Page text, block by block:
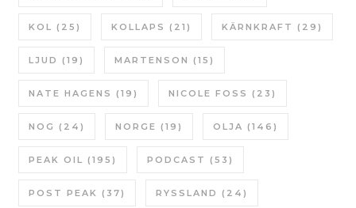
KOL (25) KOLLAPS (21) KÄRNKRAFT (29)
LJUD (19) MARTENSON (15)
NATE HAGENS (19) NICOLE FOSS (23)
NOG (24) NORGE (19) OLJA (146)
PEAK OIL (195) PODCAST (53)
POST PEAK (37) RYSSLAND (24)